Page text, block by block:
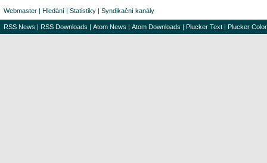
Webmaster | Hledání | Statistiky | Syndikační kanály
RSS News | RSS Downloads | Atom News | Atom Downloads | Plucker Text | Plucker Color